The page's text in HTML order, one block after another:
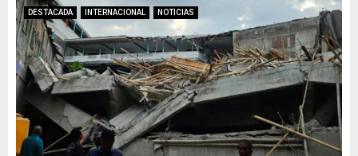
DESTACADA INTERNACIONAL NOTICIAS